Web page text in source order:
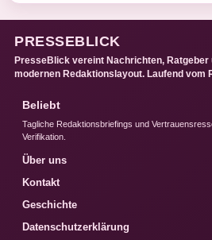
PRESSEBLICK
PresseBlick vereint Nachrichten, Ratgeber
modernen Redaktionslayout. Laufend vom
Beliebt
Tagliche Redaktionsbriefings und
Verifikation.
Über uns
Kontakt
Geschichte
Datenschutzerklärung